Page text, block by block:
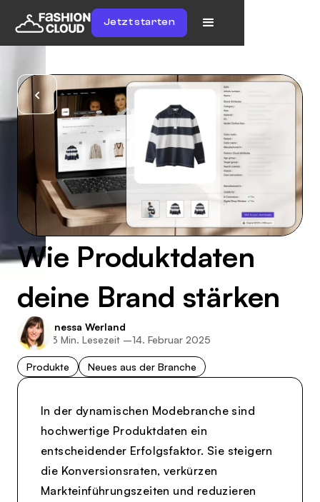
Jetzt starten
Wie Produktdaten
deine Brand stärken
Inessa Werland
3 Min. Lesezeit –14. Februar 2025
Produkte Neues aus der Branche
In der dynamischen Modebranche sind
hochwertige Produktdaten ein
entscheidender Erfolgsfaktor. Sie steigern
die Konversionsraten, verkürzen
Markteinführungszeiten und reduzieren